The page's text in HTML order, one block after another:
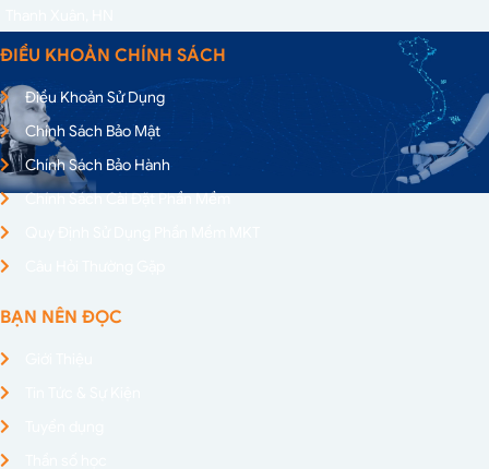
ĐIỀU KHOẢN CHÍNH SÁCH
Điều Khoản Sử Dụng
Chính Sách Bảo Mật
Chính Sách Bảo Hành
Chính Sách Cài Đặt Phần Mềm
BẠN NÊN ĐỌC